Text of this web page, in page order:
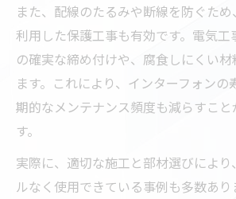
また、配線のたるみや断線を防ぐた
利用した保護工事も有効です。電気工
の確実な締め付けや、腐食しにくい
ます。これにより、インターフォンの
期的なメンテナンス頻度も減らすこと
す。
実際に、適切な施工と部材選びによ
ルなく使用できている事例も多数あり